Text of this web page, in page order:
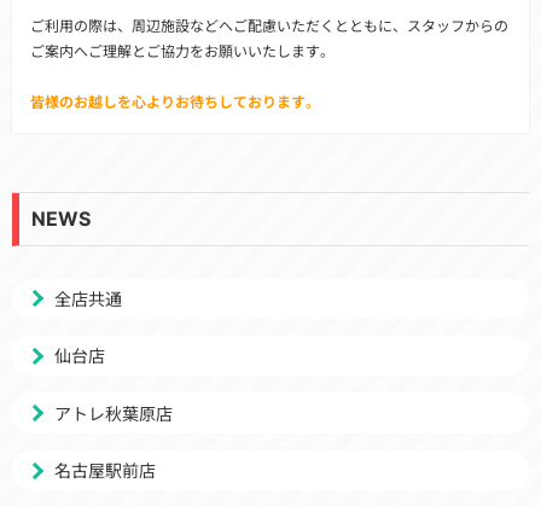
ご利用の際は、周辺施設などへご配慮いただくとともに、スタッフからの
ご案内へご理解とご協力をお願いいたします。
皆様のお越しを心よりお待ちしております。
NEWS
全店共通
仙台店
アトレ秋葉原店
名古屋駅前店